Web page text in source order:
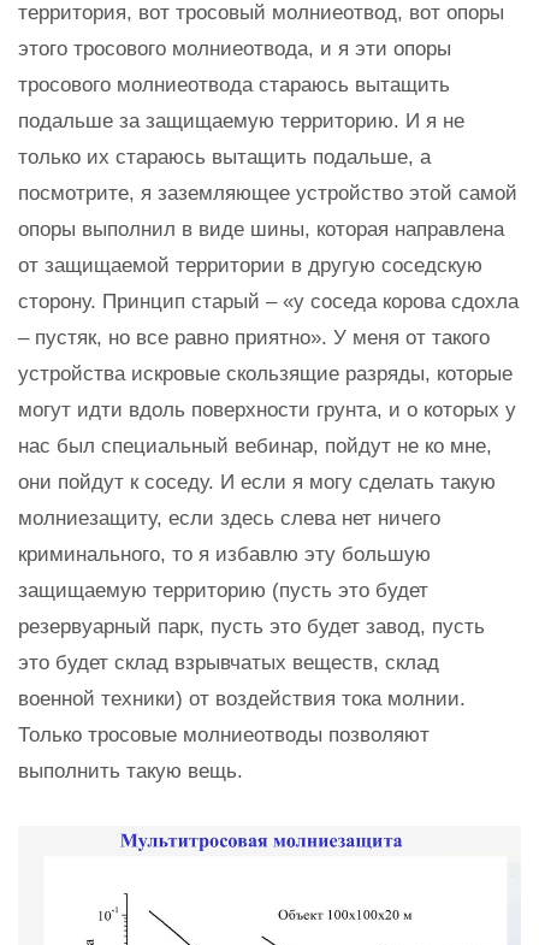
территория, вот тросовый молниеотвод, вот опоры
этого тросового молниеотвода, и я эти опоры
тросового молниеотвода стараюсь вытащить
подальше за защищаемую территорию. И я не
только их стараюсь вытащить подальше, а
посмотрите, я заземляющее устройство этой самой
опоры выполнил в виде шины, которая направлена
от защищаемой территории в другую соседскую
сторону. Принцип старый – «у соседа корова сдохла
– пустяк, но все равно приятно». У меня от такого
устройства искровые скользящие разряды, которые
могут идти вдоль поверхности грунта, и о которых у
нас был специальный вебинар, пойдут не ко мне,
они пойдут к соседу. И если я могу сделать такую
молниезащиту, если здесь слева нет ничего
криминального, то я избавлю эту большую
защищаемую территорию (пусть это будет
резервуарный парк, пусть это будет завод, пусть
это будет склад взрывчатых веществ, склад
военной техники) от воздействия тока молнии.
Только тросовые молниеотводы позволяют
выполнить такую вещь.